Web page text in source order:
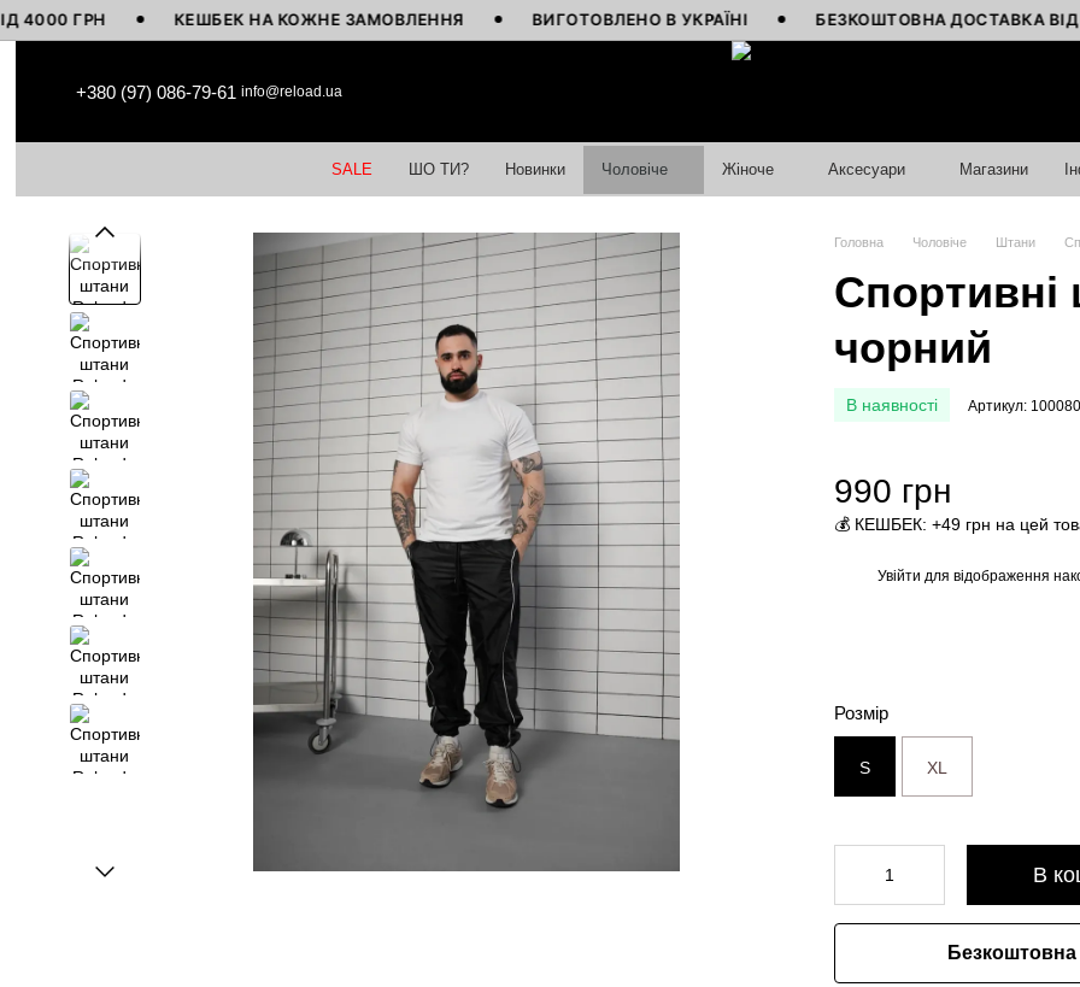
ГРН КЕШБЕК НА КОЖНЕ ЗАМОВЛЕННЯ ВИГОТОВЛЕНО В УКРАЇНІ БЕЗКОШТОВНА ДОСТАВКА ВІД 4000
+380 (97) 086-79-61 info@reload.ua
SALE ШО ТИ? Новинки Чоловіче Жіноче Аксесуари Магазини
Головна Чоловіче Штани
Спортивні
чорний
В наявності Артикул:
990 грн
💰 КЕШБЕК: +49 грн на цей
Увійти для відображення
Розмір
S XL
В
Безкоштовна